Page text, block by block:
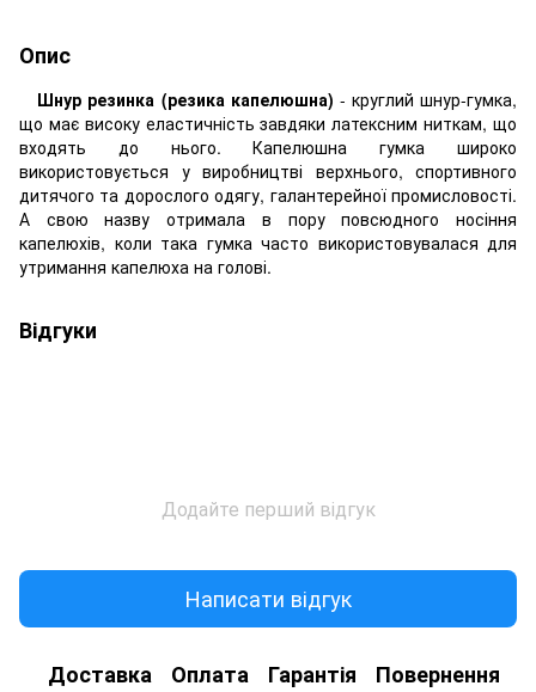
Опис
Шнур резинка (резика капелюшна) - круглий шнур-гумка,
що має високу еластичність завдяки латексним ниткам, що
входять до нього. Капелюшна гумка широко
використовується у виробництві верхнього, спортивного
дитячого та дорослого одягу, галантерейної промисловості.
А свою назву отримала в пору повсюдного носіння
капелюхів, коли така гумка часто використовувалася для
утримання капелюха на голові.
Відгуки
Додайте перший відгук
Написати відгук
Доставка Оплата Гарантія Повернення